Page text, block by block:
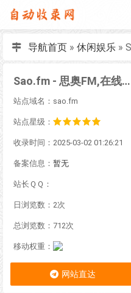
导航首页» 休闲娱乐»
Sao.fm - 思奥FM,在线电台收听,在线听广播,网络收音机在线收听
站点域名：sao.fm
站点星级：
收录时间：2025-03-02 01:26:21
备案信息： 暂无
站长ＱＱ：
日浏览数：2次
总浏览数：712次
移动权重：
网站直达